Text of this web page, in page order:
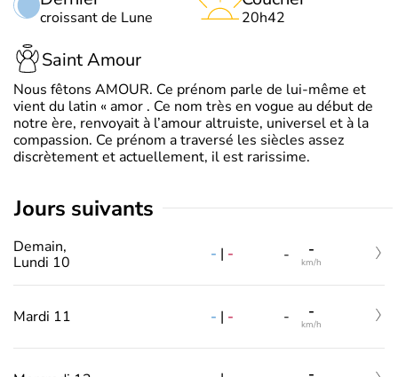
croissant de Lune 20h42
Saint Amour
Nous fêtons AMOUR. Ce prénom parle de lui-même et
vient du latin « amor . Ce nom très en vogue au début de
notre ère, renvoyait à l’amour altruiste, universel et à la
compassion. Ce prénom a traversé les siècles assez
discrètement et actuellement, il est rarissime.
jours suivants
Demain,
Lundi 10
- | - - -
km/h
Mardi 11 - | - - -
km/h